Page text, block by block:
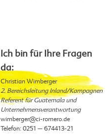
Ich bin für Ihre Fragen
da:
Christian Wimberger
2. Bereichsleitung Inland/Kampagnen
Referent für Guatemala und
Unternehmensverantwortung
wimberger@ci-romero.de
Telefon: 0251 – 674413-21